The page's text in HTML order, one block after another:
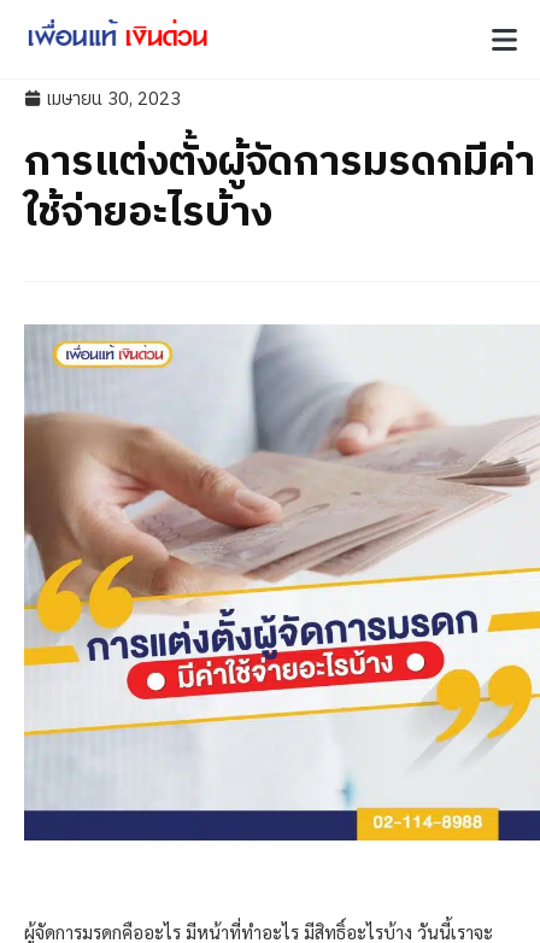
เมษายน 30, 2023
การแต่งตั้งผู้จัดการมรดกมีค่า
ใช้จ่ายอะไรบ้าง
ผู้จัดการมรดกคืออะไร มีหน้าที่ทำอะไร มีสิทธิ์อะไรบ้าง วันนี้เราจะ